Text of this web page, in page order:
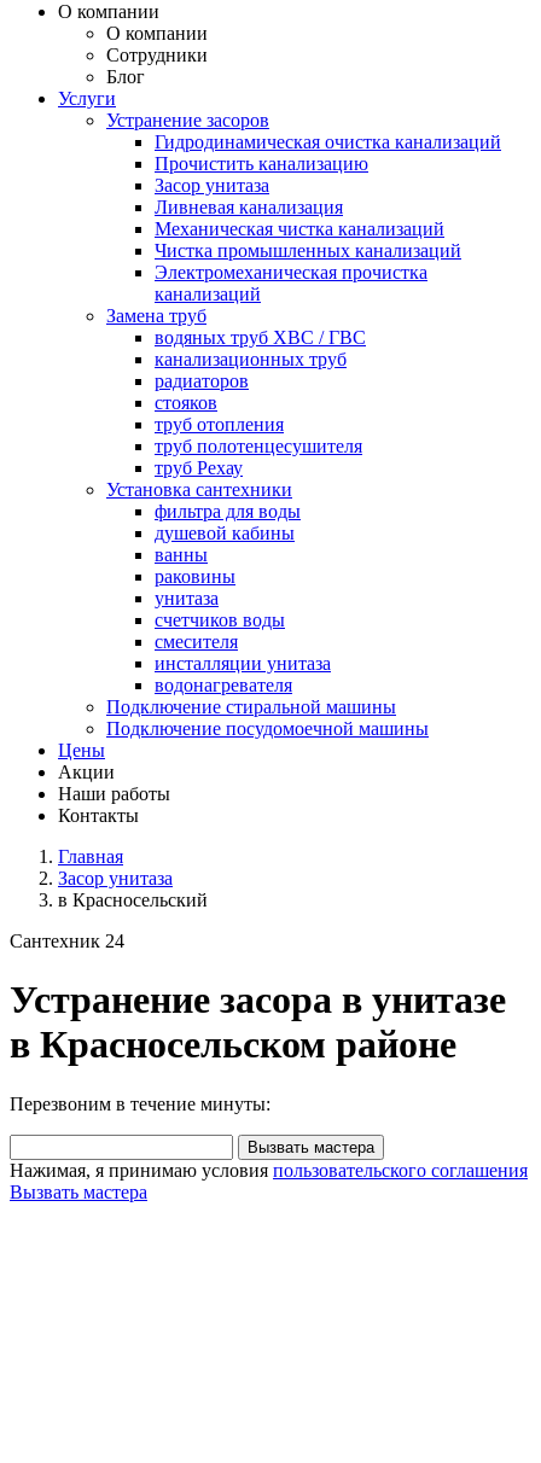
О компании
О компании
Сотрудники
Блог
Услуги
Устранение засоров
Гидродинамическая очистка канализаций
Прочистить канализацию
Засор унитаза
Ливневая канализация
Механическая чистка канализаций
Чистка промышленных канализаций
Электромеханическая прочистка
канализаций
Замена труб
водяных труб ХВС / ГВС
канализационных труб
радиаторов
стояков
труб отопления
труб полотенцесушителя
труб Рехау
Установка сантехники
фильтра для воды
душевой кабины
ванны
раковины
унитаза
счетчиков воды
смесителя
инсталляции унитаза
водонагревателя
Подключение стиральной машины
Подключение посудомоечной машины
Цены
Акции
Наши работы
Контакты
Главная
Засор унитаза
в Красносельский
Сантехник 24
Устранение засора в унитазе
в Красносельском районе
Перезвоним в течение минуты:
Вызвать мастера
Нажимая, я принимаю условия пользовательского соглашения
Вызвать мастера